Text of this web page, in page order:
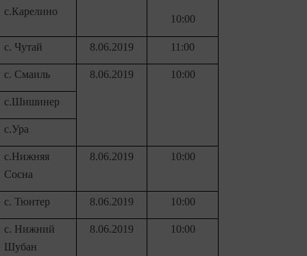
с.Карелино
10:00
с. Чутай 8.06.2019 11:00
с. Смаиль 8.06.2019 10:00
с.Шишинер
с.Ура
с.Нижняя
Сосна
8.06.2019 10:00
с. Тюнтер 8.06.2019 10:00
с. Нижний
Шубан
8.06.2019 10:00